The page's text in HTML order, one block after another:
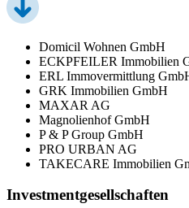
Domicil Wohnen GmbH
ECKPFEILER Immobilien
ERL Immovermittlung
GRK Immobilien GmbH
MAXAR AG
Magnolienhof GmbH
P & P Group GmbH
PRO URBAN AG
TAKECARE Immobilien
Investmentgesellschaften